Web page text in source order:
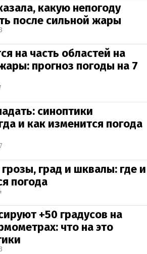
какую непогоду
после сильной жары
на часть областей на
прогноз погоды на 7
синоптики
и как изменится погода
град и шквалы: где и
погода
+50 градусов на
что на это